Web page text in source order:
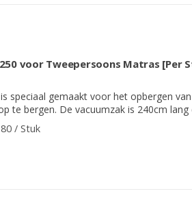
voor Tweepersoons Matras [Per
speciaal gemaakt voor het opbergen
te bergen. De vacuumzak is 240cm
/ Stuk